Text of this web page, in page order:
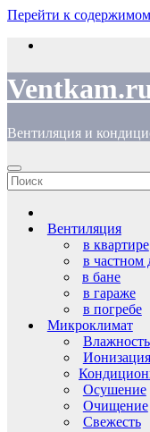
Перейти к
Вентиляция и
Вентиляция
в квартире
в частном
в бане
в гараже
в погребе
Микроклимат
Влажность
Ионизация
Осушение
Очищение
Свежесть